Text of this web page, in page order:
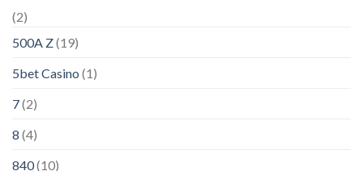
(2)
500A Z(19)
5bet Casino (1)
7(2)
8 (4)
840(10)